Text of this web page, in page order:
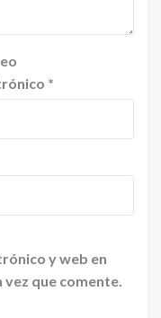
*
y web en
que comente.